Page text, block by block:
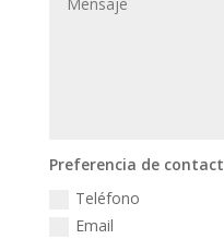
Preferencia de
Teléfono
Email